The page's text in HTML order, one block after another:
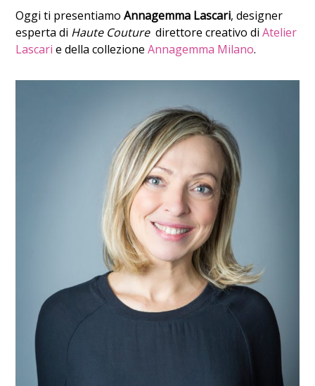
Oggi ti presentiamoAnnagemma Lascari, designer
esperta di Haute Couturedirettore creativo diAtelier
Lascarie della collezioneAnnagemma Milano.